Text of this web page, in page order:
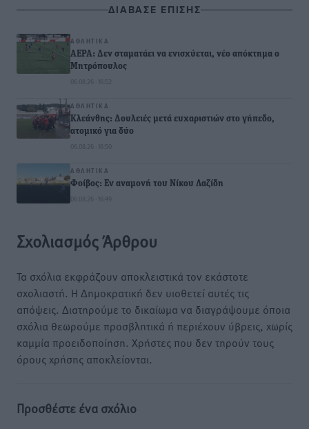
ΔΙΑΒΑΣΕ ΕΠΙΣΗΣ
ΑΘΛΗΤΙΚΆ
ΑΕΡΑ: Δεν σταματάει να ενισχύεται, νέο απόκτημα ο
Μητρόπουλος
06.08.26 · 16:52
ΑΘΛΗΤΙΚΆ
Κλεάνθης: Δουλειές μετά ευχαριστιών στο γήπεδο,
ατομικό για δύο
06.08.26 · 16:50
ΑΘΛΗΤΙΚΆ
Φοίβος: Εν αναμονή του Νίκου Λαζίδη
06.08.26 · 16:49
Σχολιασμός Άρθρου
Τα σχόλια εκφράζουν αποκλειστικά τον εκάστοτε
σχολιαστή. Η Δημοκρατική δεν υιοθετεί αυτές τις
απόψεις. Διατηρούμε το δικαίωμα να διαγράψουμε όποια
σχόλια θεωρούμε προσβλητικά ή περιέχουν ύβρεις, χωρίς
καμμία προειδοποίηση. Χρήστες που δεν τηρούν τους
όρους χρήσης αποκλείονται.
Προσθέστε ένα σχόλιο